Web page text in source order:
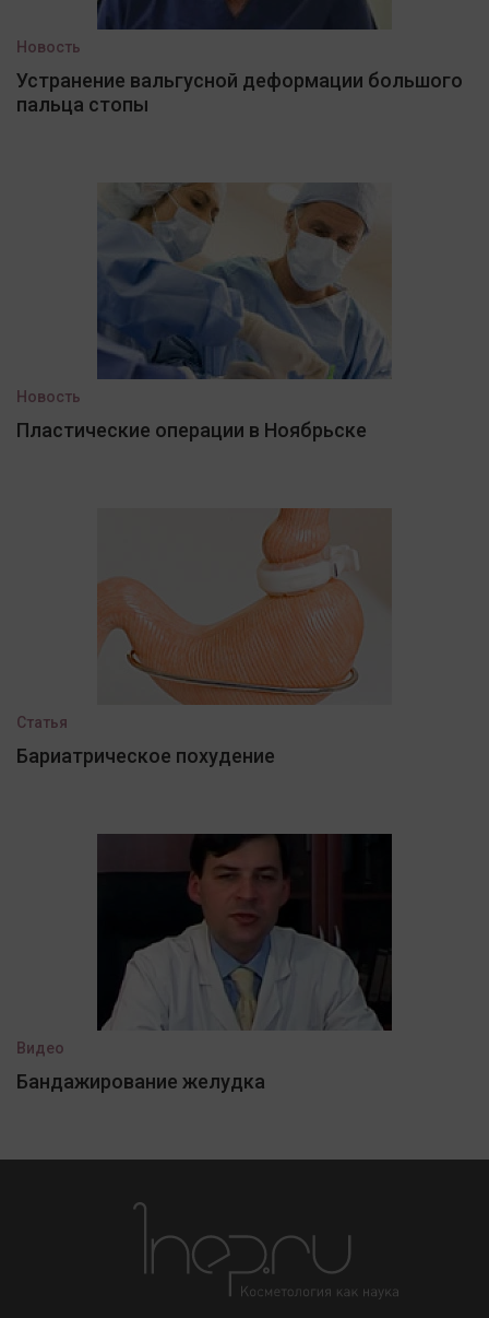
Новость
Устранение вальгусной деформации большого
пальца стопы
Новость
Пластические операции в Ноябрьске
Статья
Бариатрическое похудение
Видео
Бандажирование желудка